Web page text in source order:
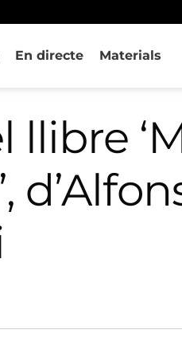
En directe Materials
llibre